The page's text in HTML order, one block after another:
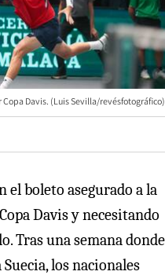
Davis. (Luis Sevilla/revésfotográfico)
el boleto asegurado a la
Davis y necesitando
Tras una semana donde
los nacionales